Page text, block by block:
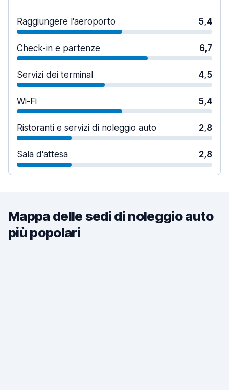
Raggiungere l'aeroporto 5,4
Check-in e partenze 6,7
Servizi dei terminal 4,5
Wi-Fi 5,4
Ristoranti e servizi di noleggio auto 2,8
Sala d'attesa 2,8
Mappa delle sedi di noleggio auto
più popolari